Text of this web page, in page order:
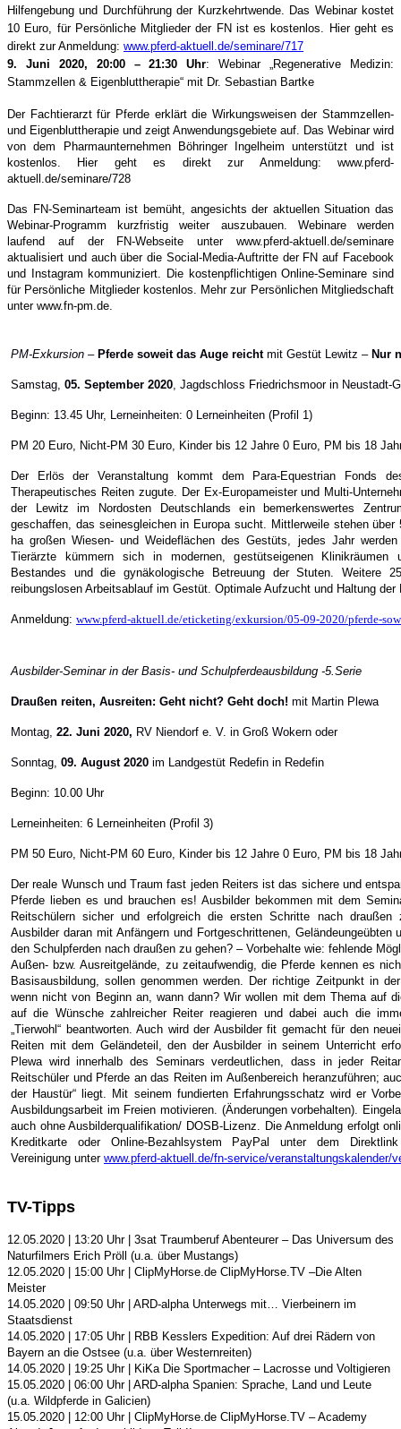
Hilfengebung und Durchführung der Kurzkehrtwende. Das Webinar kostet
10 Euro, für Persönliche Mitglieder der FN ist es kostenlos. Hier geht es
direkt zur Anmeldung: www.pferd-aktuell.de/seminare/717
9. Juni 2020, 20:00 – 21:30 Uhr: Webinar „Regenerative Medizin:
Stammzellen & Eigenbluttherapie“ mit Dr. Sebastian Bartke
Der Fachtierarzt für Pferde erklärt die Wirkungsweisen der Stammzellen-
und Eigenbluttherapie und zeigt Anwendungsgebiete auf. Das Webinar wird
von dem Pharmaunternehmen Böhringer Ingelheim unterstützt und ist
kostenlos. Hier geht es direkt zur Anmeldung: www.pferd-
aktuell.de/seminare/728
Das FN-Seminarteam ist bemüht, angesichts der aktuellen Situation das
Webinar-Programm kurzfristig weiter auszubauen. Webinare werden
laufend auf der FN-Webseite unter www.pferd-aktuell.de/seminare
aktualisiert und auch über die Social-Media-Auftritte der FN auf Facebook
und Instagram kommuniziert. Die kostenpflichtigen Online-Seminare sind
für Persönliche Mitglieder kostenlos. Mehr zur Persönlichen Mitgliedschaft
unter www.fn-pm.de.
PM-Exkursion – Pferde soweit das Auge reicht mit Gestüt Lewitz – Nur
Samstag, 05. September 2020 , Jagdschloss Friedrichsmoor in Neustadt-
Beginn: 13.45 Uhr, Lerneinheiten: 0 Lerneinheiten (Profil 1)
PM 20 Euro, Nicht-PM 30 Euro , Kinder bis 12 Jahre 0 Euro, PM bis 18
Der Erlös der Veranstaltung kommt dem Para-Equestrian Fonds
Therapeutisches Reiten zugute. Der Ex-Europameister und Multi-
der Lewitz im Nordosten Deutschlands ein bemerkenswertes
geschaffen, das seinesgleichen in Europa sucht. Mittlerweile stehen über
ha großen Wiesen- und Weideflächen des Gestüts, jedes Jahr
Tierärzte kümmern sich in modernen, gestütseigenen Klinikräumen
Bestandes und die gynäkologische Betreuung der Stuten. Weitere
reibungslosen Arbeitsablauf im Gestüt. Optimale Aufzucht und Haltung
Anmeldung: www.pferd-aktuell.de/eticketing/exkursion/05-09-2020/pferde-
Ausbilder-Seminar in der Basis- und Schulpferdeausbildung -5.Serie
Draußen reiten, Ausreiten: Geht nicht? Geht doch! mit Martin Plewa
Montag, 22. Juni 2020, RV Niendorf e. V. in Groß Wokern oder
Sonntag, 09. August 2020 im Landgestüt Redefin in Redefin
Beginn: 10.00 Uhr
Lerneinheiten: 6 Lerneinheiten (Profil 3)
PM 50 Euro, Nicht-PM 60 Euro, Kinder bis 12 Jahre 0 Euro, PM bis 18
Der reale Wunsch und Traum fast jeden Reiters ist das sichere und
Pferde lieben es und brauchen es! Ausbilder bekommen mit dem
Reitschülern sicher und erfolgreich die ersten Schritte nach
Ausbilder daran mit Anfängern und Fortgeschrittenen, Geländeungeübten
den Schulpferden nach draußen zu gehen? – Vorbehalte wie: fehlende
Außen- bzw. Ausreitgelände, zu zeitaufwendig, die Pferde kennen es
Basisausbildung, sollen genommen werden. Der richtige Zeitpunkt in
wenn nicht von Beginn an, wann dann? Wir wollen mit dem Thema auf
auf die Wünsche zahlreicher Reiter reagieren und dabei auch die
„Tierwohl“ beantworten. Auch wird der Ausbilder fit gemacht für den
Reiten mit dem Geländeteil, den der Ausbilder in seinem Unterricht
Plewa wird innerhalb des Seminars verdeutlichen, dass in jeder
Reitschüler und Pferde an das Reiten im Außenbereich heranzuführen;
der Haustür“ liegt. Mit seinem fundierten Erfahrungsschatz wird er
Ausbildungsarbeit im Freien motivieren. (Änderungen vorbehalten).
auch ohne Ausbilderqualifikation/ DOSB-Lizenz. Die Anmeldung erfolgt
Kreditkarte oder Online-Bezahlsystem PayPal unter dem
Vereinigung unter www.pferd-aktuell.de/fn-service/veranstaltungskalender/
TV-Tipps
12.05.2020 | 13:20 Uhr | 3sat Traumberuf Abenteurer – Das Universum des
Naturfilmers Erich Pröll (u.a. über Mustangs)
12.05.2020 | 15:00 Uhr | ClipMyHorse.de ClipMyHorse.TV –Die Alten
Meister
14.05.2020 | 09:50 Uhr | ARD-alpha Unterwegs mit… Vierbeinern im
Staatsdienst
14.05.2020 | 17:05 Uhr | RBB Kesslers Expedition: Auf drei Rädern von
Bayern an die Ostsee (u.a. über Westernreiten)
14.05.2020 | 19:25 Uhr | KiKa Die Sportmacher – Lacrosse und Voltigieren
15.05.2020 | 06:00 Uhr | ARD-alpha Spanien: Sprache, Land und Leute
(u.a. Wildpferde in Galicien)
15.05.2020 | 12:00 Uhr | ClipMyHorse.de ClipMyHorse.TV – Academy